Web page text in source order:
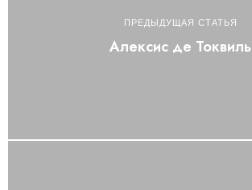
ПРЕДЫДУЩАЯ СТАТЬЯ
Алексис де Токвиль